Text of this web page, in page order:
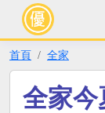
首頁 全家
全家今